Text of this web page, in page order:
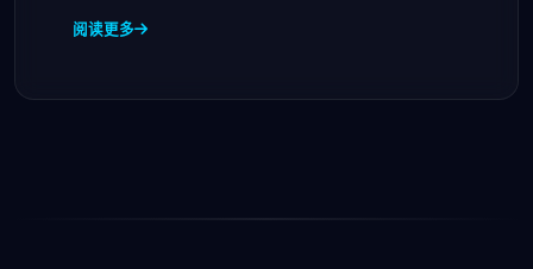
阅读更多